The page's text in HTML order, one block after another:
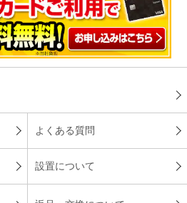
よくある質問
設置について